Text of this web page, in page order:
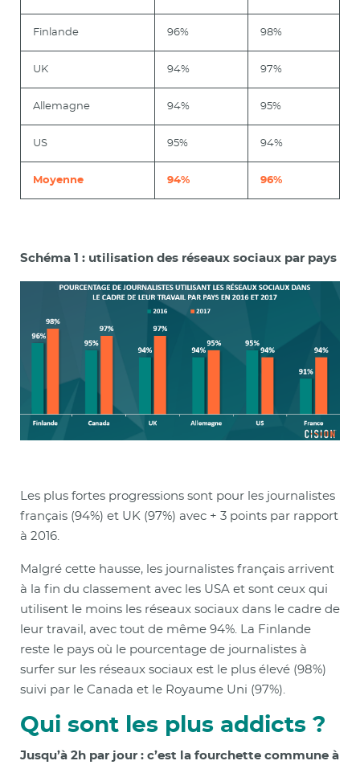
Finlande 96% 98%
UK 94% 97%
Allemagne 94% 95%
US 95% 94%
Moyenne 94% 96%
Schéma 1 : utilisation des réseaux sociaux par pays
Les plus fortes progressions sont pour les journalistes
français (94%) et UK (97%) avec + 3 points par rapport
à 2016.
Malgré cette hausse, les journalistes français arrivent
à la fin du classement avec les USA et sont ceux qui
utilisent le moins les réseaux sociaux dans le cadre de
leur travail, avec tout de même 94%. La Finlande
reste le pays où le pourcentage de journalistes à
surfer sur les réseaux sociaux est le plus élevé (98%)
suivi par le Canada et le Royaume Uni (97%).
Qui sont les plus addicts ?
Jusqu’à 2h par jour : c’est la fourchette commune à